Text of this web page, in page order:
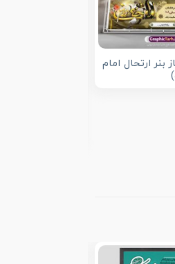
بنر ارتحال امام